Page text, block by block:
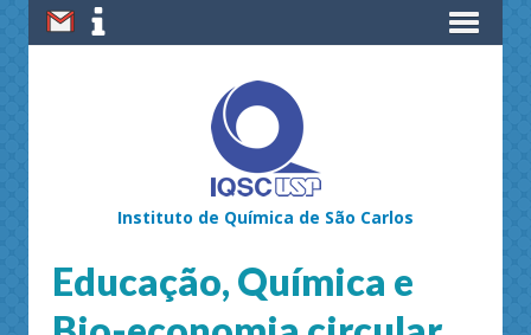
Instituto de Química de São Carlos
Educação, Química e